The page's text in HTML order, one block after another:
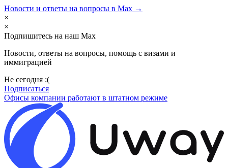
Новости и ответы на вопросы в Max →
×
×
Подпишитесь на наш Max
Новости, ответы на вопросы, помощь с визами и
иммиграцией
Не сегодня :(
Подписаться
Офисы компании работают в штатном режиме